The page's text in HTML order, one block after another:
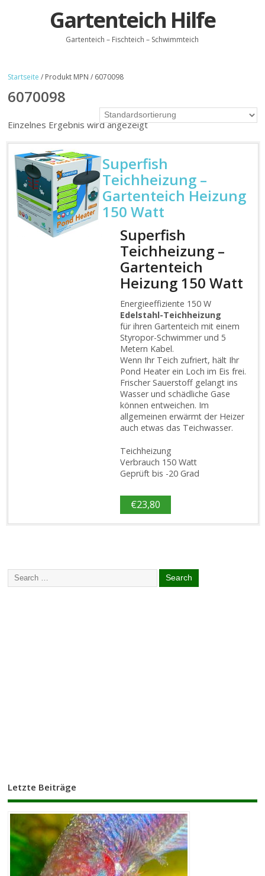
Gartenteich Hilfe
Gartenteich – Fischteich – Schwimmteich
Startseite / Produkt MPN / 6070098
6070098
Einzelnes Ergebnis wird angezeigt
Superfish
Teichheizung –
Gartenteich Heizung
150 Watt
Superfish
Teichheizung –
Gartenteich
Heizung 150 Watt
Energieeffiziente 150 W
Edelstahl-Teichheizung
für ihren Gartenteich mit einem
Styropor-Schwimmer und 5
Metern Kabel.
Wenn Ihr Teich zufriert, hält Ihr
Pond Heater ein Loch im Eis frei.
Frischer Sauerstoff gelangt ins
Wasser und schädliche Gase
können entweichen. Im
allgemeinen erwärmt der Heizer
auch etwas das Teichwasser.
Teichheizung
Verbrauch 150 Watt
Geprüft bis -20 Grad
€23,80
Letzte Beiträge